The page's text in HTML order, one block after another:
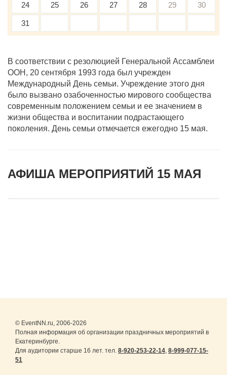
24 25 26 27 28 29 30
31
В соответствии с резолюцией Генеральной Ассамблеи
ООН, 20 сентября 1993 года был учрежден
Международный День семьи. Учреждение этого дня
было вызвано озабоченностью мирового сообщества
современным положением семьи и ее значением в
жизни общества и воспитании подрастающего
поколения. День семьи отмечается ежегодно 15 мая.
АФИША МЕРОПРИЯТИЙ 15 МАЯ
© EventNN.ru, 2006-2026
Полная информация об организации праздничных мероприятий в
Екатеринбурге.
Для аудитории старше 16 лет. тел. 8-920-253-22-14, 8-999-077-15-
51